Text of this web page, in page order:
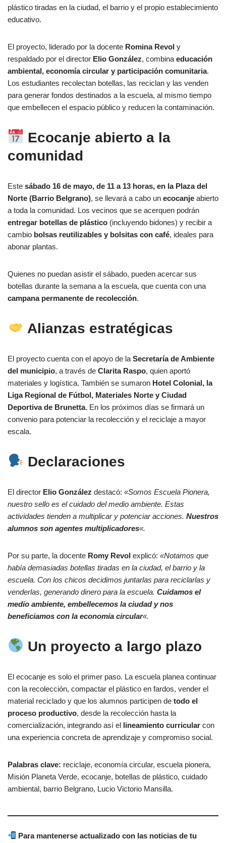
plástico tiradas en la ciudad, el barrio y el propio establecimiento
educativo.
El proyecto, liderado por la docente Romina Revol y
respaldado por el director Elio González, combina educación
ambiental, economía circular y participación comunitaria.
Los estudiantes recolectan botellas, las reciclan y las venden
para generar fondos destinados a la escuela, al mismo tiempo
que embellecen el espacio público y reducen la contaminación.
Ecocanje abierto a la
comunidad
Este sábado 16 de mayo, de 11 a 13 horas, en la Plaza del
Norte (Barrio Belgrano), se llevará a cabo un ecocanje abierto
a toda la comunidad. Los vecinos que se acerquen podrán
entregar botellas de plástico (incluyendo bidones) y recibir a
cambio bolsas reutilizables y bolsitas con café, ideales para
abonar plantas.
Quienes no puedan asistir el sábado, pueden acercar sus
botellas durante la semana a la escuela, que cuenta con una
campana permanente de recolección.
Alianzas estratégicas
El proyecto cuenta con el apoyo de la Secretaría de Ambiente
del municipio, a través de Clarita Raspo, quien aportó
materiales y logística. También se sumaron Hotel Colonial, la
Liga Regional de Fútbol, Materiales Norte y Ciudad
Deportiva de Brunetta. En los próximos días se firmará un
convenio para potenciar la recolección y el reciclaje a mayor
escala.
Declaraciones
El director Elio González destacó: «Somos Escuela Pionera,
nuestro sello es el cuidado del medio ambiente. Estas
actividades tienden a multiplicar y potenciar acciones. Nuestros
alumnos son agentes multiplicadores«.
Por su parte, la docente Romy Revol explicó: «Notamos que
había demasiadas botellas tiradas en la ciudad, el barrio y la
escuela. Con los chicos decidimos juntarlas para reciclarlas y
venderlas, generando dinero para la escuela. Cuidamos el
medio ambiente, embellecemos la ciudad y nos
beneficiamos con la economía circular«.
Un proyecto a largo plazo
El ecocanje es solo el primer paso. La escuela planea continuar
con la recolección, compactar el plástico en fardos, vender el
material reciclado y que los alumnos participen de todo el
proceso productivo, desde la recolección hasta la
comercialización, integrando así el lineamiento curricular con
una experiencia concreta de aprendizaje y compromiso social.
Palabras clave: reciclaje, economía circular, escuela pionera,
Misión Planeta Verde, ecocanje, botellas de plástico, cuidado
ambiental, barrio Belgrano, Lucio Victorio Mansilla.
Para mantenerse actualizado con las noticias de tu